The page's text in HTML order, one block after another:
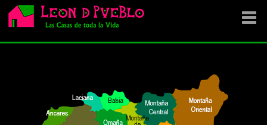
SE VENDE
OFERTAS